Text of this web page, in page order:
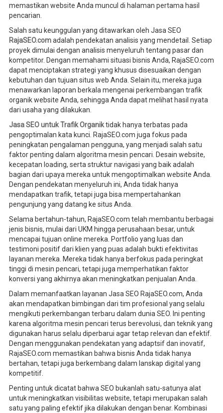
memastikan website Anda muncul di halaman pertama hasil
pencarian.
Salah satu keunggulan yang ditawarkan oleh Jasa SEO
RajaSEO.comadalah pendekatan analisis yang mendetail. Setiap
proyek dimulai dengan analisis menyeluruh tentang pasar dan
kompetitor. Dengan memahami situasi bisnis Anda, RajaSEO.com
dapat menciptakan strategi yang khusus disesuaikan dengan
kebutuhan dan tujuan situs web Anda. Selain itu, mereka juga
menawarkan laporan berkala mengenai perkembangan trafik
organik website Anda, sehingga Anda dapat melihat hasil nyata
dari usaha yang dilakukan.
Jasa SEO untuk Trafik Organiktidak hanya terbatas pada
pengoptimalan kata kunci. RajaSEO.com juga fokus pada
peningkatan pengalaman pengguna, yang menjadi salah satu
faktor penting dalam algoritma mesin pencari. Desain website,
kecepatan loading, serta struktur navigasi yang baik adalah
bagian dari upaya mereka untuk mengoptimalkan website Anda.
Dengan pendekatan menyeluruh ini, Anda tidak hanya
mendapatkan trafik, tetapi juga bisa mempertahankan
pengunjung yang datang ke situs Anda.
Selama bertahun-tahun, RajaSEO.com telah membantu berbagai
jenis bisnis, mulai dari UKM hingga perusahaan besar, untuk
mencapai tujuan online mereka. Portfolio yang luas dan
testimoni positif dari klien yang puas adalah bukti efektivitas
layanan mereka. Mereka tidak hanya berfokus pada peringkat
tinggi di mesin pencari, tetapi juga memperhatikan faktor
konversi yang akhirnya akan meningkatkan penjualan Anda.
Dalam memanfaatkan layanan Jasa SEO RajaSEO.com, Anda
akan mendapatkan bimbingan dari tim profesional yang selalu
mengikuti perkembangan terbaru dalam dunia SEO. Ini penting
karena algoritma mesin pencari terus berevolusi, dan teknik yang
digunakan harus selalu diperbarui agar tetap relevan dan efektif.
Dengan menggunakan pendekatan yang adaptsif dan inovatif,
RajaSEO.com memastikan bahwa bisnis Anda tidak hanya
bertahan, tetapi juga berkembang dalam lanskap digital yang
kompetitif.
Penting untuk dicatat bahwa SEO bukanlah satu-satunya alat
untuk meningkatkan visibilitas website, tetapi merupakan salah
satu yang paling efektif jika dilakukan dengan benar. Kombinasi